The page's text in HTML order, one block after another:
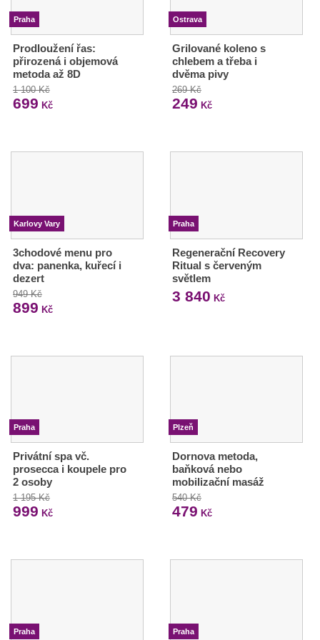
Praha
Prodloužení řas:
přirozená i objemová
metoda až 8D
1 100 Kč
699 Kč
Ostrava
Grilované koleno s
chlebem a třeba i
dvěma pivy
269 Kč
249 Kč
Karlovy Vary
3chodové menu pro
dva: panenka, kuřecí i
dezert
949 Kč
899 Kč
Praha
Regenerační Recovery
Ritual s červeným
světlem
3 840 Kč
Praha
Privátní spa vč.
prosecca i koupele pro
2 osoby
1 195 Kč
999 Kč
Plzeň
Dornova metoda,
baňková nebo
mobilizační masáž
540 Kč
479 Kč
Praha Praha